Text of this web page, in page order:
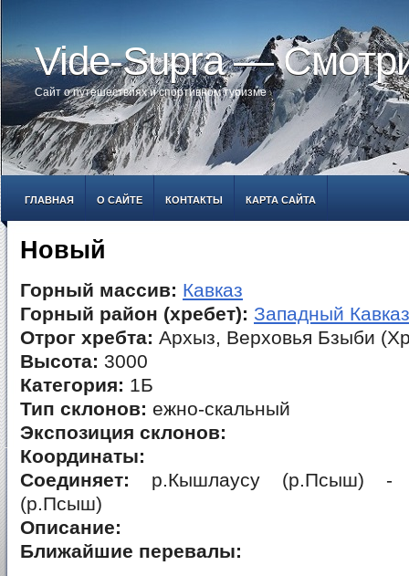
Vide-Supra —
Сайт о путешествиях и спортивном туризме
ГЛАВНАЯ О САЙТЕ КОНТАКТЫ КАРТА САЙТА
Новый
Горный массив: Кавказ
Горный район (хребет): Западный Кавказ
Отрог хребта: Архыз, Верховья Бзыби
Высота: 3000
Категория: 1Б
Тип склонов: ежно-скальный
Экспозиция склонов:
Координаты:
Соединяет: р.Кышлаусу (р.Псыш) -
(р.Псыш)
Описание:
Ближайшие перевалы: